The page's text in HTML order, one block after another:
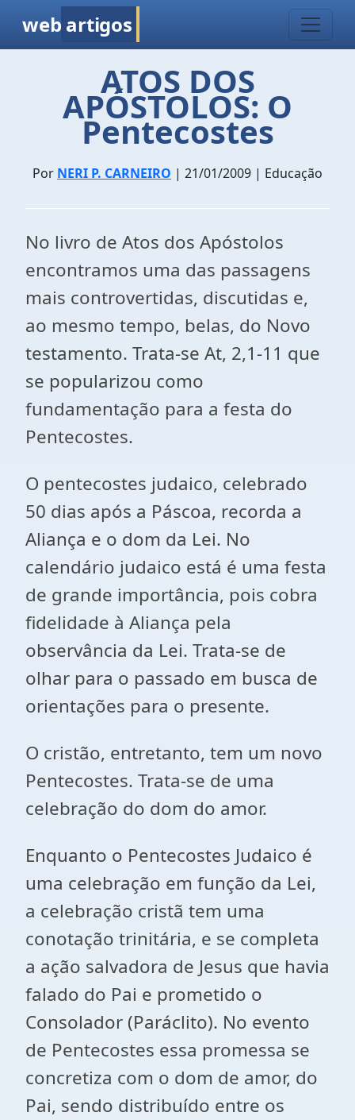
web artigos
ATOS DOS
APÓSTOLOS: O
Pentecostes
Por NERI P. CARNEIRO | 21/01/2009 | Educação
No livro de Atos dos Apóstolos
encontramos uma das passagens
mais controvertidas, discutidas e,
ao mesmo tempo, belas, do Novo
testamento. Trata-se At, 2,1-11 que
se popularizou como
fundamentação para a festa do
Pentecostes.
O pentecostes judaico, celebrado
50 dias após a Páscoa, recorda a
Aliança e o dom da Lei. No
calendário judaico está é uma festa
de grande importância, pois cobra
fidelidade à Aliança pela
observância da Lei. Trata-se de
olhar para o passado em busca de
orientações para o presente.
O cristão, entretanto, tem um novo
Pentecostes. Trata-se de uma
celebração do dom do amor.
Enquanto o Pentecostes Judaico é
uma celebração em função da Lei,
a celebração cristã tem uma
conotação trinitária, e se completa
a ação salvadora de Jesus que havia
falado do Pai e prometido o
Consolador (Paráclito). No evento
de Pentecostes essa promessa se
concretiza com o dom de amor, do
Pai, sendo distribuído entre os